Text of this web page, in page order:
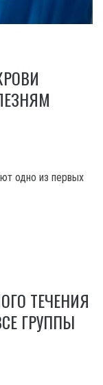
одно из первых
ТЕЧЕНИЯ
ГРУППЫ